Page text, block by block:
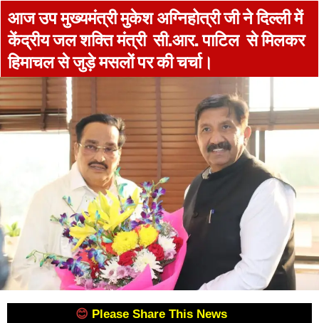
आज उप मुख्यमंत्री मुकेश अग्निहोत्री जी ने दिल्ली में
केंद्रीय जल शक्ति मंत्री सी.आर. पाटिल से मिलकर
हिमाचल से जुड़े मसलों पर की चर्चा।
😊 Please Share This News